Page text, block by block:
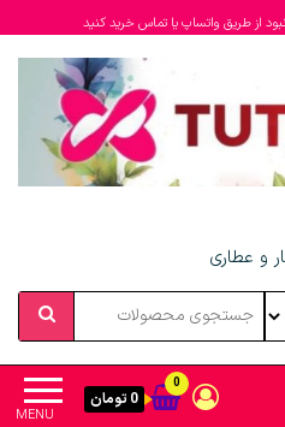
از طریق واتساپ یا تماس خرید کنید
و عطاری
MENU
0
0 تومان